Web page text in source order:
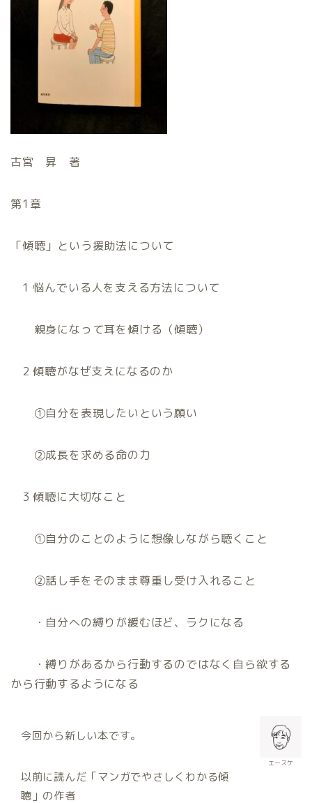
古宮 昇 著
第1 章
「傾聴」という援助法について
1悩んでいる人を支える方法について
親身になって耳を傾ける（傾聴）
2傾聴がなぜ支えになるのか
①自分を表現したいという願い
②成長を求める命の力
3傾聴に大切なこと
①自分のことのように想像しながら聴くこと
②話し手をそのまま尊重し受け入れること
・自分への縛りが緩むほど、ラクになる
・縛りがあるから行動するのではなく自ら欲する
から行動するようになる
エースケ
今回から新しい本です。
以前に読んだ「マンガでやさしくわかる傾
聴」の作者